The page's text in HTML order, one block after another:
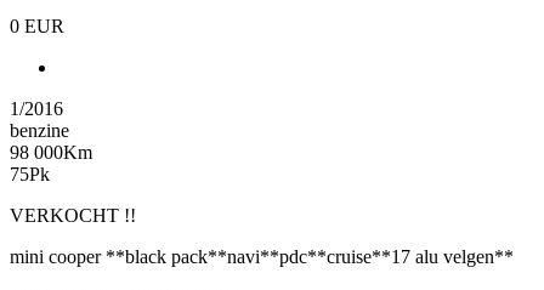
0 EUR
1/2016
benzine
98 000Km
75Pk
VERKOCHT !!
mini cooper **black pack**navi**pdc**cruise**17 alu velgen**